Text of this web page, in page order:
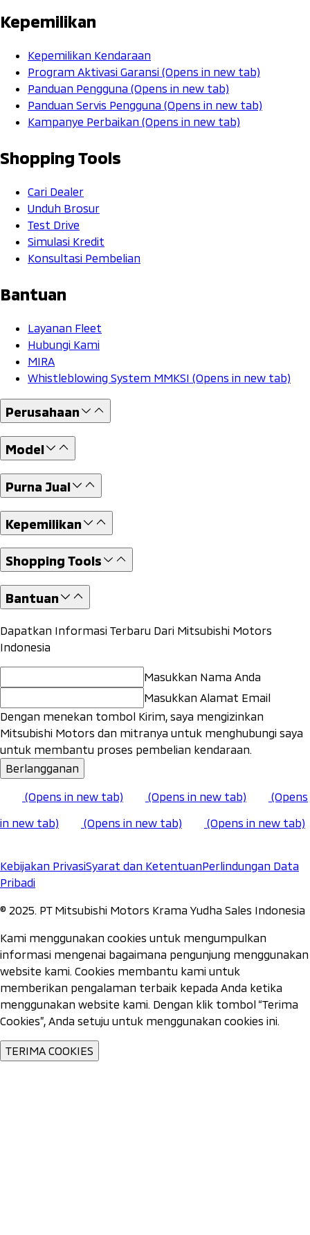
Kepemilikan
Kepemilikan Kendaraan
Program Aktivasi Garansi (Opens in new tab)
Panduan Pengguna (Opens in new tab)
Panduan Servis Pengguna (Opens in new tab)
Kampanye Perbaikan (Opens in new tab)
Shopping Tools
Cari Dealer
Unduh Brosur
Test Drive
Simulasi Kredit
Konsultasi Pembelian
Bantuan
Layanan Fleet
Hubungi Kami
MIRA
Whistleblowing System MMKSI (Opens in new tab)
Perusahaan
Model
Purna Jual
Kepemilikan
Shopping Tools
Bantuan
Dapatkan Informasi Terbaru Dari Mitsubishi Motors
Indonesia
Masukkan Nama Anda
Masukkan Alamat Email
Dengan menekan tombol Kirim, saya mengizinkan
Mitsubishi Motors dan mitranya untuk menghubungi saya
untuk membantu proses pembelian kendaraan.
Berlangganan
(Opens in new tab) (Opens in new tab)
(Opens
in new tab)
(Opens in new tab) (Opens in new tab)
Kebijakan PrivasiSyarat dan KetentuanPerlindungan Data
Pribadi
©️ 2025. PT Mitsubishi Motors Krama Yudha Sales Indonesia
Kami menggunakan cookies untuk mengumpulkan
informasi mengenai bagaimana pengunjung menggunakan
website kami. Cookies membantu kami untuk
memberikan pengalaman terbaik kepada Anda ketika
menggunakan website kami. Dengan klik tombol “Terima
Cookies”, Anda setuju untuk menggunakan cookies ini.
TERIMA COOKIES